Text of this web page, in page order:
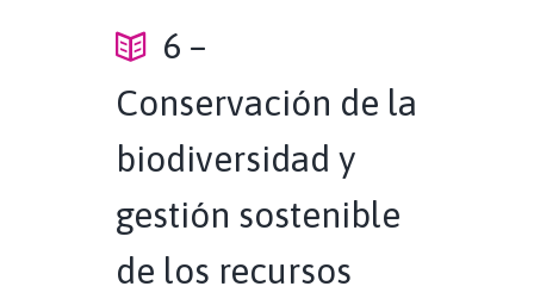
6 –
Conservación de la
biodiversidad y
gestión sostenible
de los recursos